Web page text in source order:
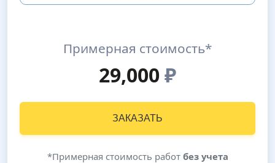
Примерная стоимость*
29,000₽
ЗАКАЗАТЬ
*Примерная стоимость работ без учета